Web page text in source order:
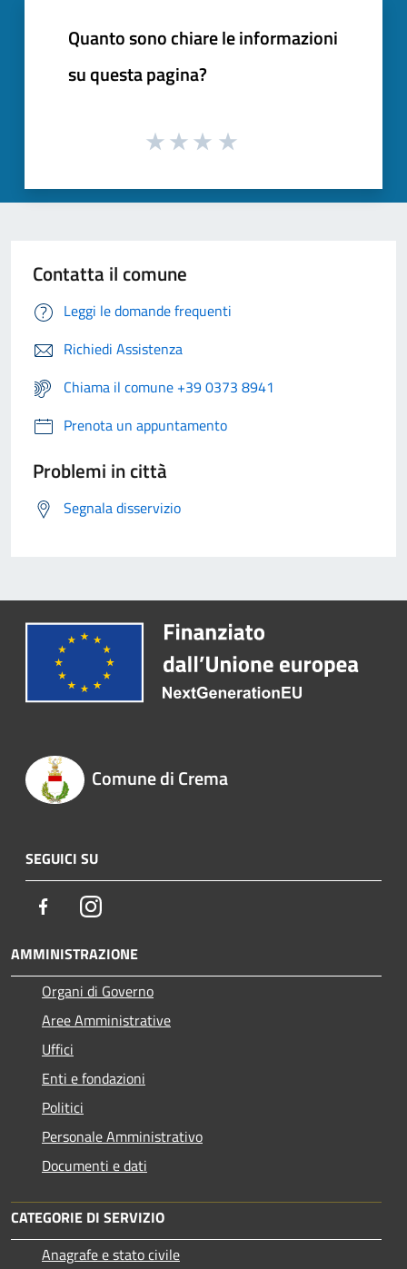
Quanto sono chiare le informazioni
su questa pagina?
Contatta il comune
Leggi le domande frequenti
Richiedi Assistenza
Chiama il comune +39 0373 8941
Prenota un appuntamento
Problemi in città
Segnala disservizio
Comune di Crema
SEGUICI SU
FacebookInstagram
AMMINISTRAZIONE
Organi di Governo
Aree Amministrative
Uffici
Enti e fondazioni
Politici
Personale Amministrativo
Documenti e dati
CATEGORIE DI SERVIZIO
Anagrafe e stato civile